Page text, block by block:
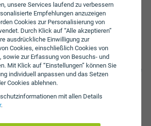
unsere Services laufend zu verbessern
Empfehlungen anzuzeigen
Cookies zur Personalisierung von
Durch Klick auf “Alle akzeptieren”
ausdrückliche Einwilligung zur
Cookies, einschließlich Cookies von
sowie zur Erfassung von Besuchs- und
Mit Klick auf “Einstellungen” können Sie
individuell anpassen und das Setzen
Cookies ablehnen.
mit allen Details
.
Datenstick
kein Datenstick enthalten. Die SIM-Karte
Datenstick betrieben werden, um
Laptop mit dem Internet zu verbinden.
die SIM-Karte von Lidl Connect auch in
verwendet werden.